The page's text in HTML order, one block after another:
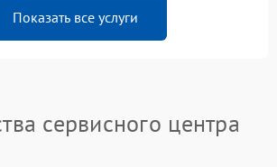
Показать все услуги
сервисного центра